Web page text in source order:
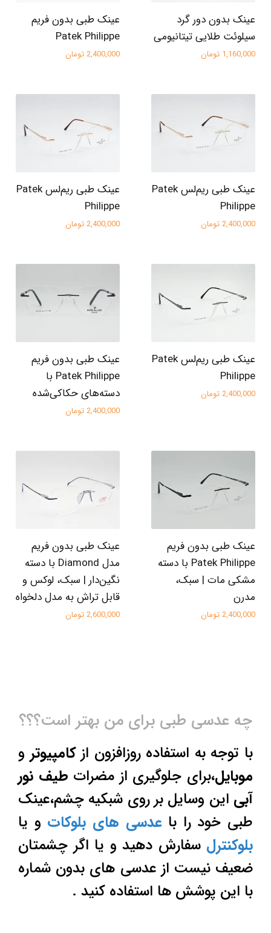
عینک بدون دور گرد
سیلوئت طلایی تیتانیومی
1,160,000 تومان
عینک طبی بدون فریم
Patek Philippe
2,400,000 تومان
عینک طبی ریم‌لس Patek
Philippe
2,400,000 تومان
عینک طبی ریم‌لس Patek
Philippe
2,400,000 تومان
عینک طبی ریم‌لس Patek
Philippe
2,400,000 تومان
عینک طبی بدون فریم
Patek Philippe با
دسته‌های حکاکی‌شده
2,400,000 تومان
عینک طبی بدون فریم
Patek Philippe با دسته
مشکی مات | سبک،
مدرن
2,400,000 تومان
عینک طبی بدون فریم
مدل Diamond با دسته
نگین‌دار | سبک، لوکس و
قابل تراش به مدل دلخواه
2,600,000 تومان
چه عدسی طبی برای من بهتر است؟؟؟
با توجه به استفاده روزافزون ازکامپیوتر و
موبایل،برای جلوگیری از مضرات طیف نور
آبی این وسایل بر روی شبکیه چشم،عینک
طبی خود را باعدسی های بلوکات و یا
بلوکنترل سفارش دهید و یا اگر چشمتان
ضعیف نیست از عدسی های بدون شماره
با این پوشش ها استفاده کنید .